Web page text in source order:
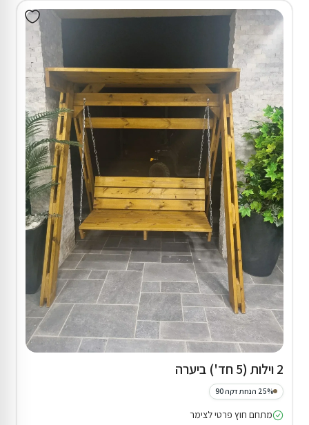
2 וילות (5 חד') ביערה
25% הנחת דקה 90
מתחם חוץ פרטי לצימר